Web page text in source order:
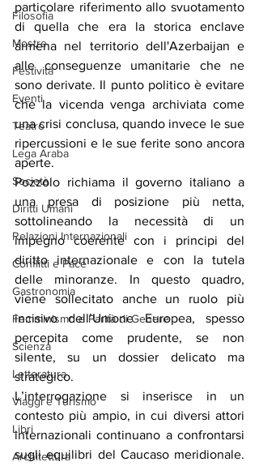
Filosofia
Mostre
Festività
Eventi
Teatro
Lega Araba
Società
Diritti Umani
Relazioni Internazionali
Conflitti e Pace
Gastronomia
Femminismo e Parità di Genere
Scienza
Letteratura
Viaggi e Turismo
Libri
Architettura
particolare riferimento allo svuotamento
di quella che era la storica enclave
armena nel territorio dell'Azerbaijan e
alle conseguenze umanitarie che ne
sono derivate. Il punto politico è evitare
che la vicenda venga archiviata come
una crisi conclusa, quando invece le sue
ripercussioni e le sue ferite sono ancora
aperte.
Pozzolo richiama il governo italiano a
una presa di posizione più netta,
sottolineando la necessità di un
impegno coerente con i principi del
diritto internazionale e con la tutela
delle minoranze. In questo quadro,
viene sollecitato anche un ruolo più
incisivo dell’Unione Europea, spesso
percepita come prudente, se non
silente, su un dossier delicato ma
strategico.
L’interrogazione si inserisce in un
contesto più ampio, in cui diversi attori
internazionali continuano a confrontarsi
sugli equilibri del Caucaso meridionale.